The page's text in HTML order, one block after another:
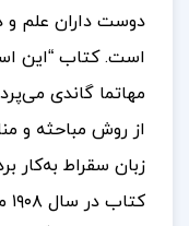
دوست داران علم
است.کتاب “این
مهاتما گاندی
از روش مباحثه و
زبان سقراط به‌کار